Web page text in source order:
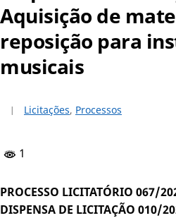
Aquisição de
reposição para
musicais
Licitações, Processos
1
PROCESSO LICITATÓRIO 067/
DISPENSA DE LICITAÇÃO 010/